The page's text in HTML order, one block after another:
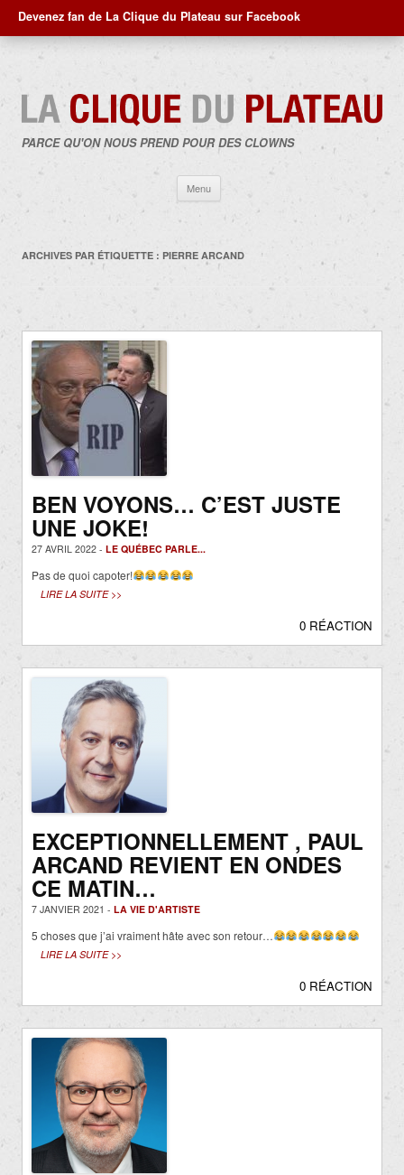
Devenez fan de La Clique du Plateau sur Facebook
PARCE QU'ON NOUS PREND POUR DES CLOWNS
Menu
contenu
ARCHIVES PAR ÉTIQUETTE : PIERRE ARCAND
BEN VOYONS… C’EST JUSTE
UNE JOKE!
27 AVRIL 2022 - LE QUÉBEC PARLE...
Pas de quoi capoter!
LIRE LA SUITE >>
0 RÉACTION
EXCEPTIONNELLEMENT , PAUL
ARCAND REVIENT EN ONDES
CE MATIN…
7 JANVIER 2021 - LA VIE D'ARTISTE
5 choses que j’ai vraiment hâte avec son retour…
LIRE LA SUITE >>
0 RÉACTION